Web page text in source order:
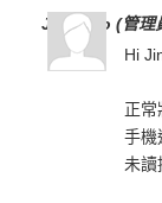
Jen Liao (管理
Hi
正常
手機
未讀